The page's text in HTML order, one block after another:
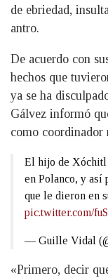
de ebriedad,
antro.
De acuerdo con
hechos que
ya se ha
Gálvez informó
como coordinador
El hijo de Xóchitl
en Polanco, y así
que le dieron en
pic.twitter.com/
— Guille Vidal
«Primero, decir